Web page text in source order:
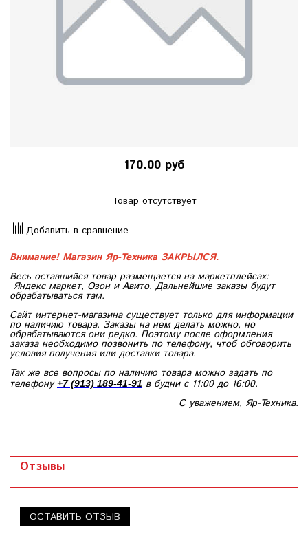
170.00 руб
Товар отсутствует
Добавить в сравнение
Внимание! Магазин Яр-Техника ЗАКРЫЛСЯ.
Весь оставшийся товар размещается на маркетплейсах:
Яндекс маркет, Озон и Авито. Дальнейшие заказы будут
обрабатываться там.
Сайт интернет-магазина существует только для информации
по наличию товара. Заказы на нем делать можно, но
обрабатываются они редко. Поэтому после оформления
заказа необходимо позвонить по телефону, чтоб обговорить
условия получения или доставки товара.
Так же все вопросы по наличию товара можно задать по
телефону+7 (913) 189-41-91 в будни с 11:00 до 16:00.
С уважением, Яр-Техника.
Отзывы
ОСТАВИТЬ ОТЗЫВ